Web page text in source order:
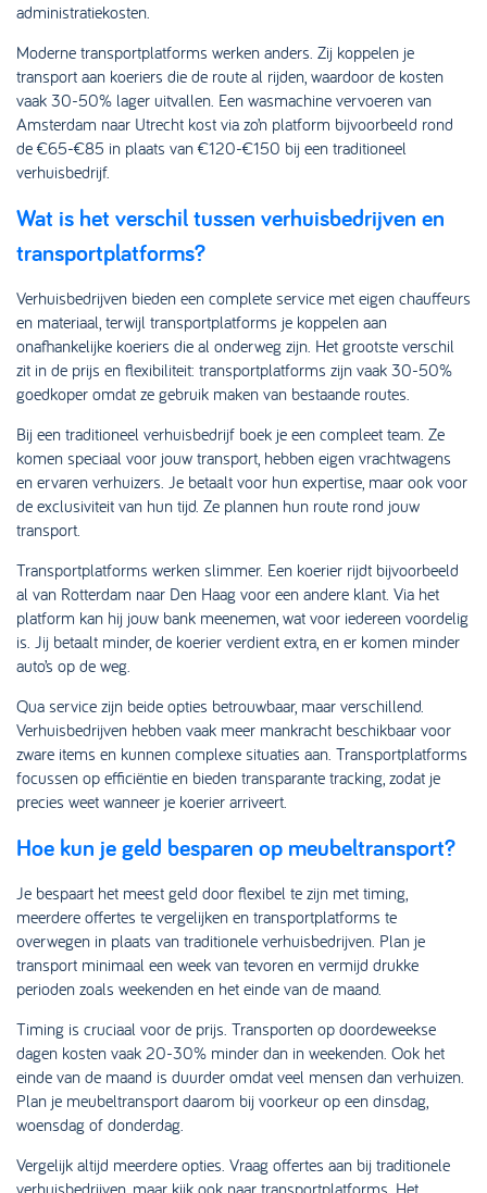
administratiekosten.
Moderne transportplatforms werken anders. Zij koppelen je
transport aan koeriers die de route al rijden, waardoor de kosten
vaak 30-50% lager uitvallen. Een wasmachine vervoeren van
Amsterdam naar Utrecht kost via zo’n platform bijvoorbeeld rond
de €65-€85 in plaats van €120-€150 bij een traditioneel
verhuisbedrijf.
Wat is het verschil tussen verhuisbedrijven en
transportplatforms?
Verhuisbedrijven bieden een complete service met eigen chauffeurs
en materiaal, terwijl transportplatforms je koppelen aan
onafhankelijke koeriers die al onderweg zijn. Het grootste verschil
zit in de prijs en flexibiliteit: transportplatforms zijn vaak 30-50%
goedkoper omdat ze gebruik maken van bestaande routes.
Bij een traditioneel verhuisbedrijf boek je een compleet team. Ze
komen speciaal voor jouw transport, hebben eigen vrachtwagens
en ervaren verhuizers. Je betaalt voor hun expertise, maar ook voor
de exclusiviteit van hun tijd. Ze plannen hun route rond jouw
transport.
Transportplatforms werken slimmer. Een koerier rijdt bijvoorbeeld
al van Rotterdam naar Den Haag voor een andere klant. Via het
platform kan hij jouw bank meenemen, wat voor iedereen voordelig
is. Jij betaalt minder, de koerier verdient extra, en er komen minder
auto’s op de weg.
Qua service zijn beide opties betrouwbaar, maar verschillend.
Verhuisbedrijven hebben vaak meer mankracht beschikbaar voor
zware items en kunnen complexe situaties aan. Transportplatforms
focussen op efficiëntie en bieden transparante tracking, zodat je
precies weet wanneer je koerier arriveert.
Hoe kun je geld besparen op meubeltransport?
Je bespaart het meest geld door flexibel te zijn met timing,
meerdere offertes te vergelijken en transportplatforms te
overwegen in plaats van traditionele verhuisbedrijven. Plan je
transport minimaal een week van tevoren en vermijd drukke
perioden zoals weekenden en het einde van de maand.
Timing is cruciaal voor de prijs. Transporten op doordeweekse
dagen kosten vaak 20-30% minder dan in weekenden. Ook het
einde van de maand is duurder omdat veel mensen dan verhuizen.
Plan je meubeltransport daarom bij voorkeur op een dinsdag,
woensdag of donderdag.
Vergelijk altijd meerdere opties. Vraag offertes aan bij traditionele
verhuisbedrijven, maar kijk ook naar transportplatforms. Het